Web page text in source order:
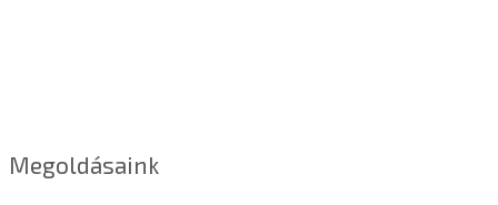
Megoldásaink